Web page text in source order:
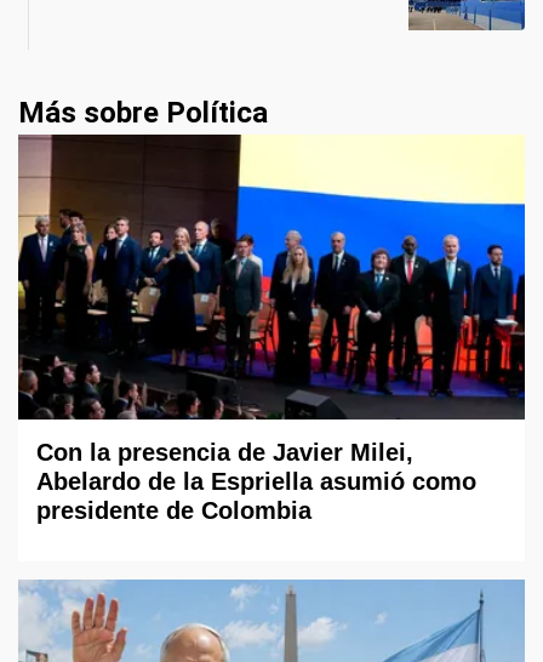
Más sobre Política
Con la presencia de Javier Milei,
Abelardo de la Espriella asumió como
presidente de Colombia